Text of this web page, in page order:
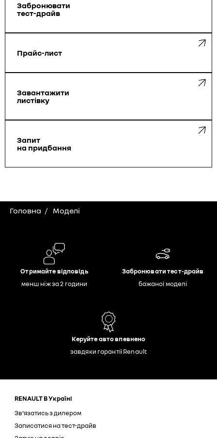
Забронювати
тест-драйв
Прайс-лист
Завантажити
листівку
Запит
на придбання
Головна Моделі
Отримайте відповідь
менш ніж за 2 години
Забронювати тест-драйв
бажаної моделі
Керуйте авто впевнено
завдяки гарантії Renault
RENAULT В Україні
Зв'язатись з дилером
Записатися на тест-драйв